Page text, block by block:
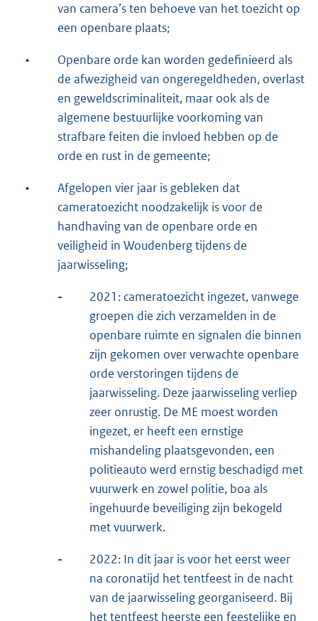
van camera’s ten behoeve van het toezicht op
een openbare plaats;
•
Openbare orde kan worden gedefinieerd als
de afwezigheid van ongeregeldheden, overlast
en geweldscriminaliteit, maar ook als de
algemene bestuurlijke voorkoming van
strafbare feiten die invloed hebben op de
orde en rust in de gemeente;
•
Afgelopen vier jaar is gebleken dat
cameratoezicht noodzakelijk is voor de
handhaving van de openbare orde en
veiligheid in Woudenberg tijdens de
jaarwisseling;
-
2021: cameratoezicht ingezet, vanwege
groepen die zich verzamelden in de
openbare ruimte en signalen die binnen
zijn gekomen over verwachte openbare
orde verstoringen tijdens de
jaarwisseling. Deze jaarwisseling verliep
zeer onrustig. De ME moest worden
ingezet, er heeft een ernstige
mishandeling plaatsgevonden, een
politieauto werd ernstig beschadigd met
vuurwerk en zowel politie, boa als
ingehuurde beveiliging zijn bekogeld
met vuurwerk.
-
2022: In dit jaar is voor het eerst weer
na coronatijd het tentfeest in de nacht
van de jaarwisseling georganiseerd. Bij
het tentfeest heerste een feestelijke en